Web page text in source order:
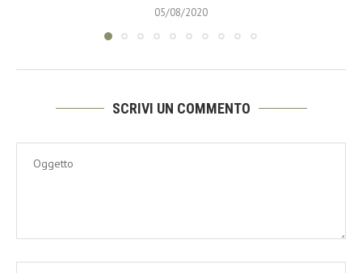
05/08/2020
SCRIVI UN COMMENTO